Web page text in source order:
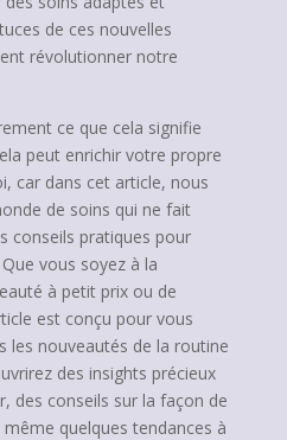
de ces nouvelles
révolutionner notre
ce que cela signifie
peut enrichir votre propre
car dans cet article, nous
de soins qui ne fait
conseils pratiques pour
vous soyez à la
à petit prix ou de
est conçu pour vous
les nouveautés de la routine
des insights précieux
des conseils sur la façon de
quelques tendances à